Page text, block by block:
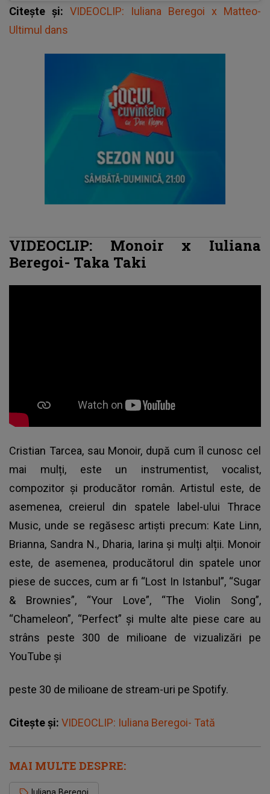
Citește și: VIDEOCLIP: Iuliana Beregoi x Matteo-
Ultimul dans
VIDEOCLIP: Monoir x Iuliana
Beregoi- Taka Taki
Cristian Tarcea, sau Monoir, după cum îl cunosc cel
mai mulți, este un instrumentist, vocalist,
compozitor și producător român. Artistul este, de
asemenea, creierul din spatele label-ului Thrace
Music, unde se regăsesc artiști precum: Kate Linn,
Brianna, Sandra N., Dharia, Iarina și mulți alții. Monoir
este, de asemenea, producătorul din spatele unor
piese de succes, cum ar fi “Lost In Istanbul”, “Sugar
& Brownies”, “Your Love”, “The Violin Song”,
“Chameleon”, “Perfect” și multe alte piese care au
strâns peste 300 de milioane de vizualizări pe
YouTube și
peste 30 de milioane de stream-uri pe Spotify.
Citește și: VIDEOCLIP: Iuliana Beregoi- Tată
MAI MULTE DESPRE:
Iuliana Beregoi